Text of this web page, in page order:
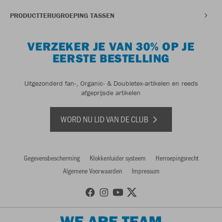
PRODUCTTERUGROEPING TASSEN
VERZEKER JE VAN 30% OP JE
EERSTE BESTELLING
Uitgezonderd fan-, Organic- & Doubletex-artikelen en reeds
afgeprijsde artikelen
WORD NU LID VAN DE CLUB
Gegevensbescherming Klokkenluider systeem
Herroepingsrecht
Algemene Voorwaarden
Impressum